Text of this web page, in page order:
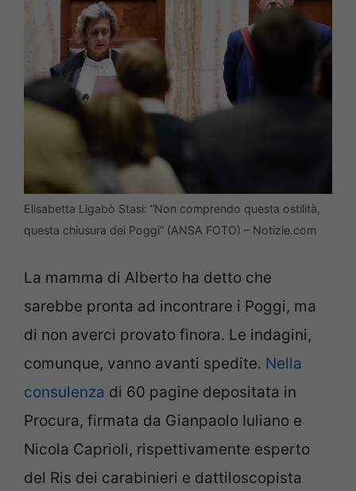
Elisabetta Ligabò Stasi: “Non comprendo questa ostilità,
questa chiusura dei Poggi” (ANSA FOTO) – Notizie.com
La mamma di Alberto ha detto che
sarebbe pronta ad incontrare i Poggi, ma
di non averci provato finora. Le indagini,
comunque, vanno avanti spedite. Nella
consulenza di 60 pagine depositata in
Procura, firmata da Gianpaolo Iuliano e
Nicola Caprioli, rispettivamente esperto
del Ris dei carabinieri e dattiloscopista